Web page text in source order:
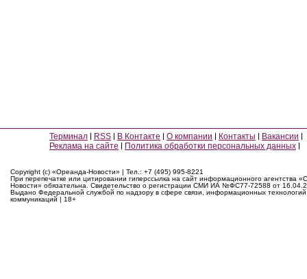
Терминал RSS В Контакте О компании Контакты
Вакансии
Реклама на сайте
Политика обработки персональных данных
Copyright (c) «Ореанда-Новости» | Тел.: +7 (495) 995-8221
При перепечатке или цитировании гиперссылка на сайт информационного агентства
Новости» обязательна. Свидетельство о регистрации СМИ ИА №ФС77-72588 от
Выдано Федеральной службой по надзору в сфере связи, информационных
коммуникаций | 18+